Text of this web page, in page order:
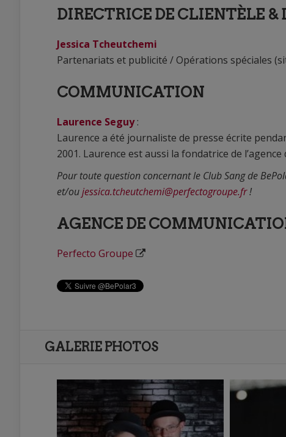
DIRECTRICE DE CLIENTÈLE &
Jessica Tcheutchemi
Partenariats et publicité / Opérations spéciales
COMMUNICATION
Laurence Seguy:
Laurence a été journaliste de presse écrite
2001. Laurence est aussi la fondatrice de
Pour toute question concernant le Club Sang de
et/oujessica.tcheutchemi@perfectogroupe.fr!
AGENCE DE
Perfecto Groupe
GALERIE PHOTOS